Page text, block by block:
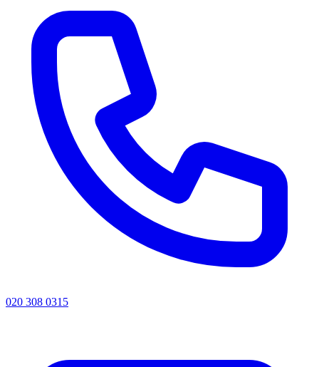
020 308 0315